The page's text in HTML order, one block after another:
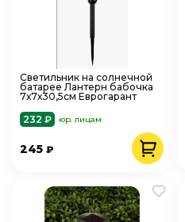
Светильник на солнечной
батарее Лантерн бабочка
7х7х30,5см Еврогарант
232 ₽
юр. лицам
245 ₽